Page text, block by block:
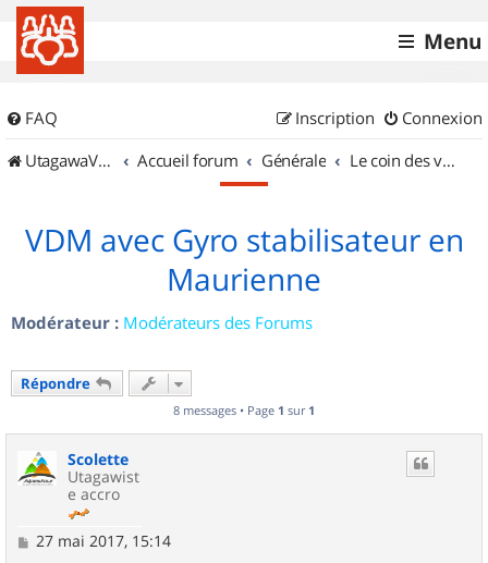
Menu
FAQ Connexion
Inscription
UtagawaVTT (Randos VTT et VTTAE avec traces GPS)
Accueil forum Générale Le coin des vidéastes
VDM avec Gyro stabilisateur en
Maurienne
Modérateur : Modérateurs des Forums
Répondre
8 messages • Page 1 sur 1
Scolette
Utagawist
e accro
M
27 mai 2017, 15:14